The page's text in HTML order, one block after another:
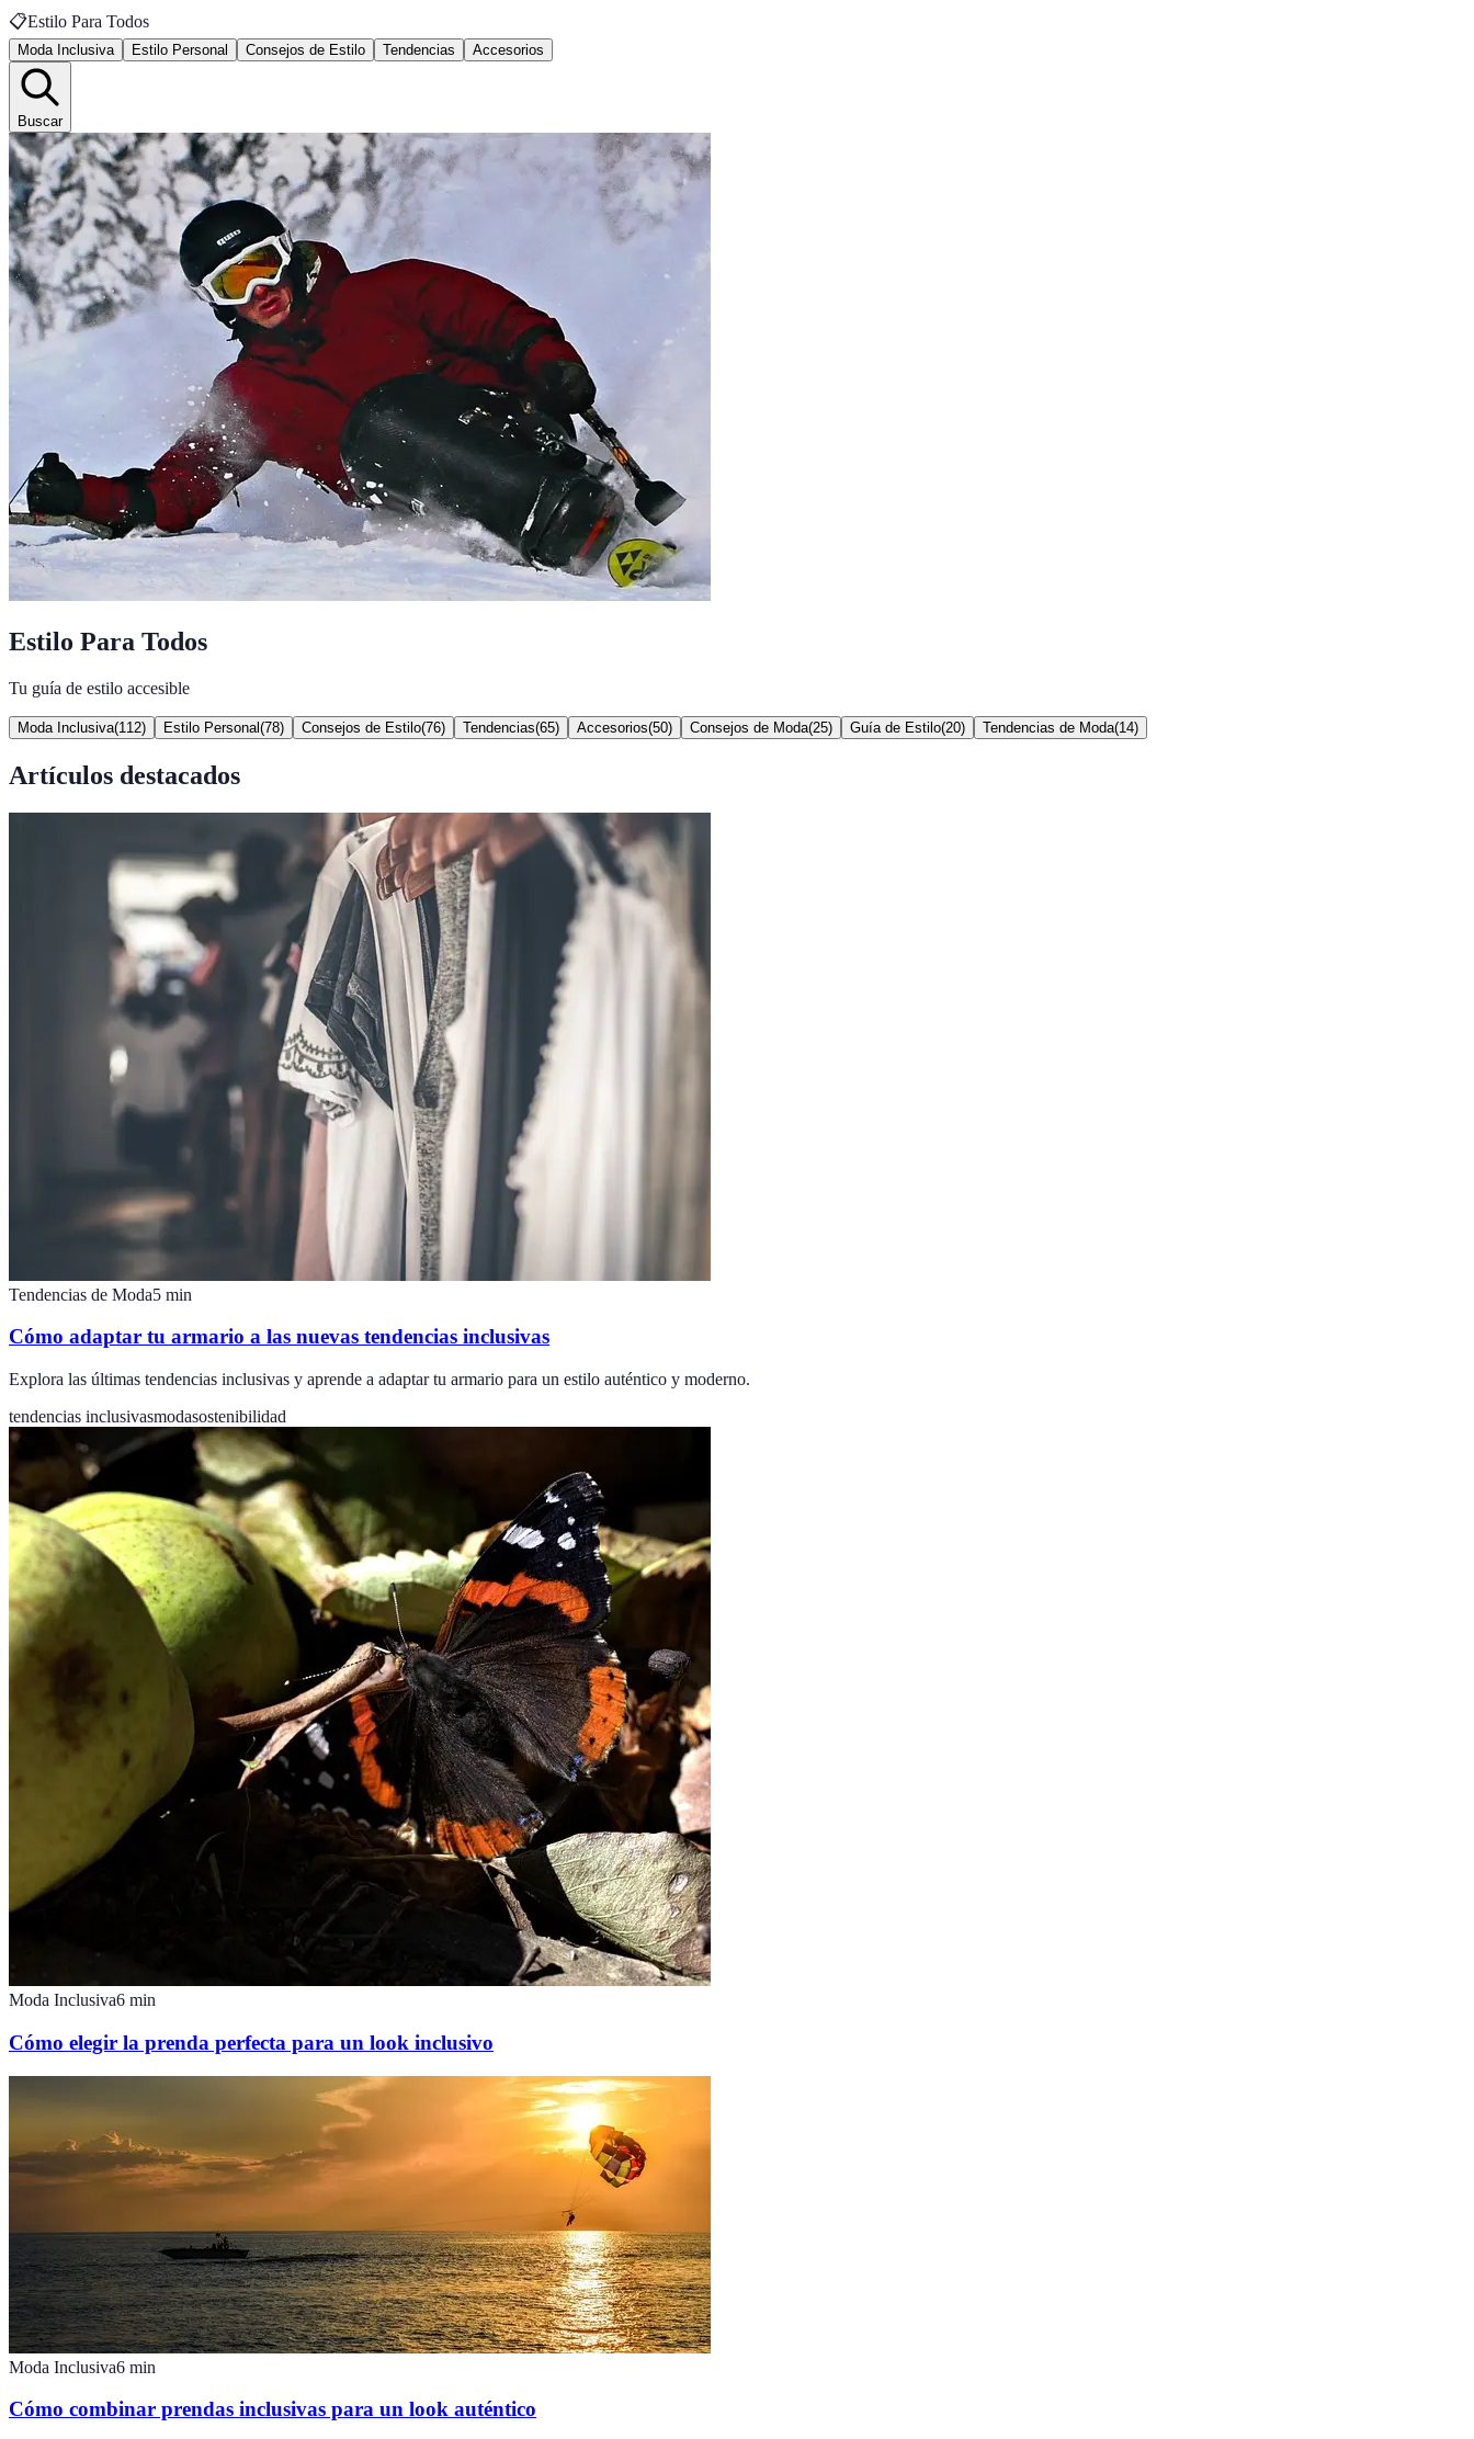
📋Estilo Para Todos
Moda Inclusiva Estilo Personal Consejos de Estilo Tendencias Accesorios
Buscar
Estilo Para Todos
Tu guía de estilo accesible
Moda Inclusiva(112) Estilo Personal (78) Consejos de Estilo(76) Tendencias(65) Accesorios(50) Consejos de Moda(25) Guía de Estilo(20) Tendencias de Moda(14)
Artículos destacados
Tendencias de Moda5 min
Cómo adaptar tu armario a las nuevas tendencias inclusivas
Explora las últimas tendencias inclusivas y aprende a adaptar tu armario para un estilo auténtico y moderno.
tendencias inclusivasmodasostenibilidad
Moda Inclusiva6 min
Cómo elegir la prenda perfecta para un look inclusivo
Moda Inclusiva6 min
Cómo combinar prendas inclusivas para un look auténtico